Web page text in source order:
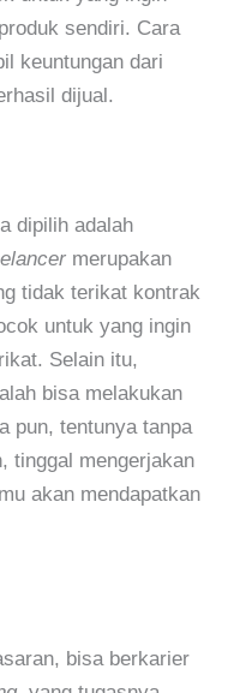
sendiri. Cara
keuntungan dari
dijual.
dipilih adalah
merupakan
tidak terikat kontrak
untuk yang ingin
Selain itu,
bisa melakukan
pun, tentunya tanpa
tinggal mengerjakan
akan mendapatkan
bisa berkarier